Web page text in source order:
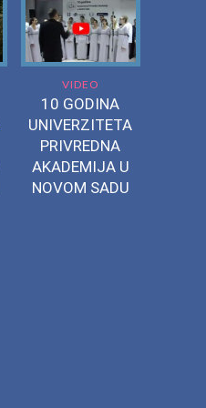
VIDEO
10 GODINA
UNIVERZITETA
PRIVREDNA
AKADEMIJA U
NOVOM SADU